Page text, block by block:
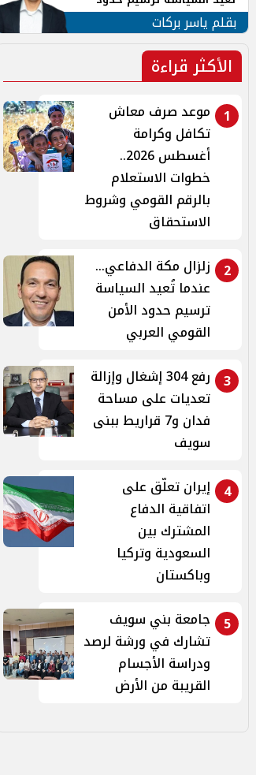
الأمن القومي العربي
بقلم ياسر بركات
الأكثر قراءة
1
موعد صرف معاش
تكافل وكرامة
أغسطس 2026..
خطوات الاستعلام
بالرقم القومي وشروط
الاستحقاق
2
زلزال مكة الدفاعي...
عندما تُعيد السياسة
ترسيم حدود الأمن
القومي العربي
3
رفع 304 إشغال وإزالة
تعديات على مساحة
فدان و7 قراريط ببنى
سويف
4
إيران تعلّق على
اتفاقية الدفاع
المشترك بين
السعودية وتركيا
وباكستان
5
جامعة بني سويف
تشارك في ورشة لرصد
ودراسة الأجسام
القريبة من الأرض